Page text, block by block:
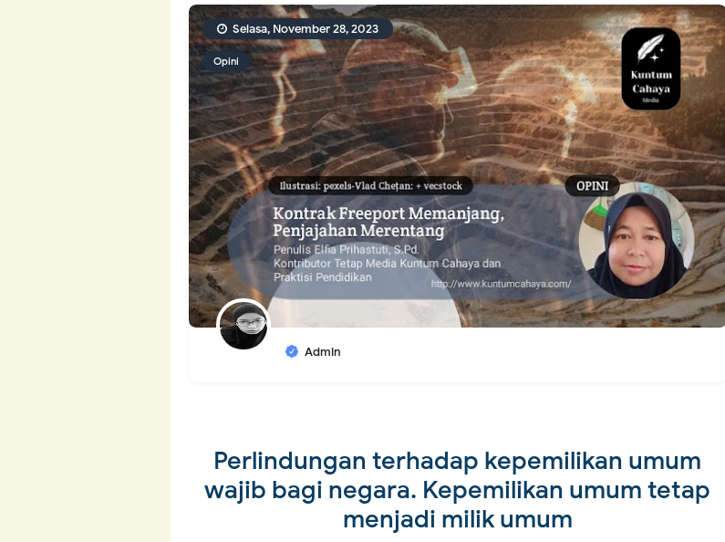
Opini
Admin
Selasa, November 28, 2023
Perlindungan terhadap kepemilikan umum
wajib bagi negara. Kepemilikan umum tetap
menjadi milik umum